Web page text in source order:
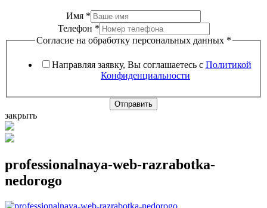
Имя *
Телефон *
Согласие на обработку персональных данных *
Направляя заявку, Вы соглашаетесь с Политикой
Конфиденциальности
Отправить
закрыть
professionalnaya-web-razrabotka-
nedorogo